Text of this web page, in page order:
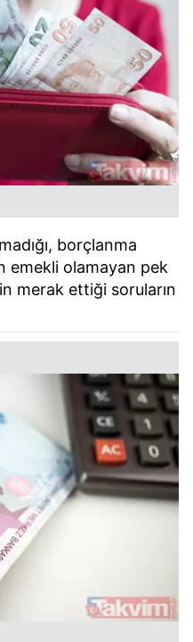
borçlanma
emekli olamayan pek
merak ettiği soruların